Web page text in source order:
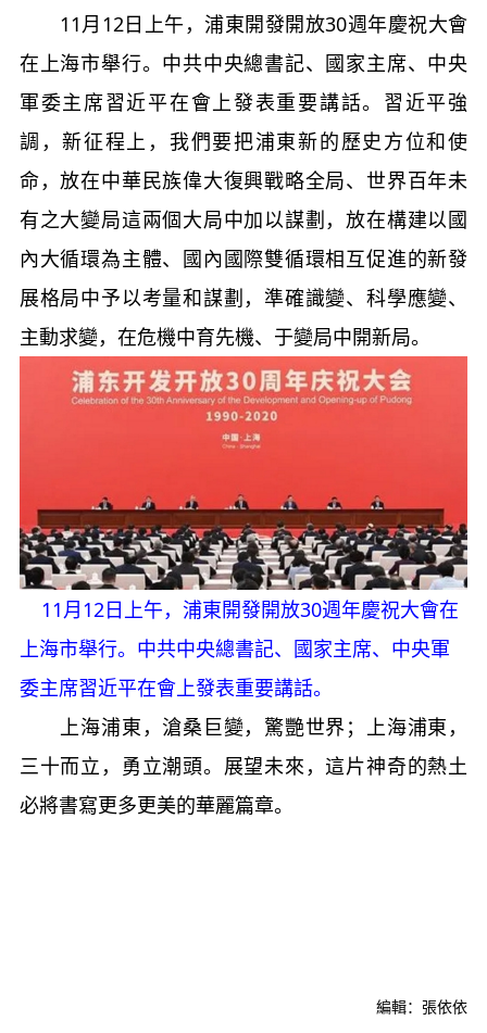
11月 12日上午，浦東開發開放30週年慶祝大會
在上海市舉行。中共中央總書記、國家主席、中央
軍委主席習近平在會上發表重要講話。習近平強
調，新征程上，我們要把浦東新的歷史方位和使
命，放在中華民族偉大復興戰略全局、世界百年未
有之大變局這兩個大局中加以謀劃，放在構建以國
內大循環為主體、國內國際雙循環相互促進的新發
展格局中予以考量和謀劃，準確識變、科學應變、
主動求變，在危機中育先機、于變局中開新局。
11月12日上午，浦東開發開放30週年慶祝大會在
上海市舉行。中共中央總書記、國家主席、中央軍
委主席習近平在會上發表重要講話。
上海浦東，滄桑巨變，驚艷世界；上海浦東，
三十而立，勇立潮頭。展望未來，這片神奇的熱土
必將書寫更多更美的華麗篇章。
編輯：張依依